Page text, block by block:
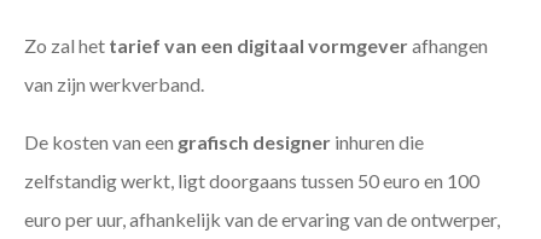
Zo zal het tarief van een digitaal vormgeverafhangen
van zijn werkverband.
De kosten van een grafisch designer inhuren die
zelfstandig werkt, ligt doorgaans tussen 50 euro en 100
euro per uur, afhankelijk van de ervaring van de ontwerper,